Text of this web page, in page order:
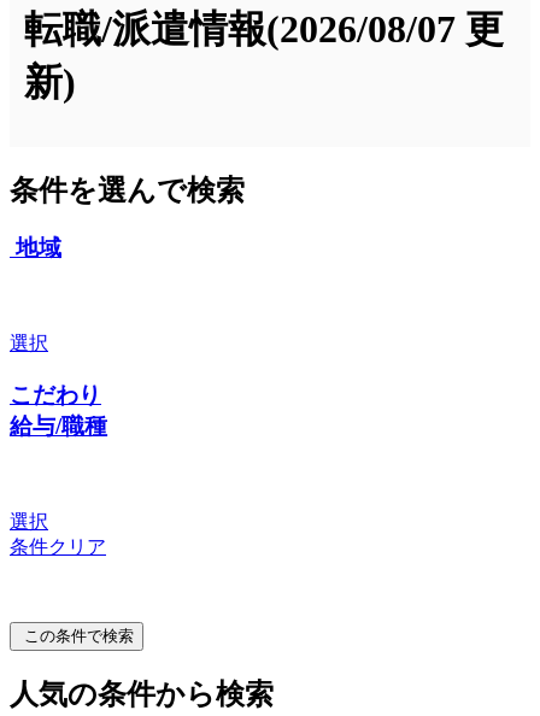
転職/派遣情報(2026/08/07 更
新)
条件を選んで検索
地域
選択
こだわり
給与/職種
選択
条件クリア
この条件で検索
人気の条件から検索